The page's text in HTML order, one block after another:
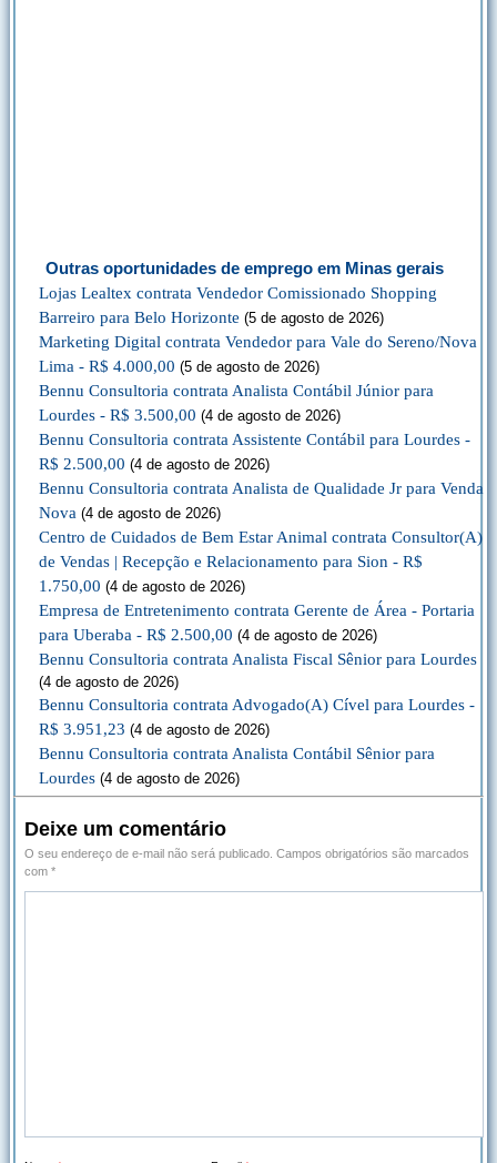
Outras oportunidades de emprego em Minas gerais
Lojas Lealtex contrata Vendedor Comissionado Shopping
Barreiro para Belo Horizonte (5 de agosto de 2026)
Marketing Digital contrata Vendedor para Vale do Sereno/Nova
Lima - R$ 4.000,00 (5 de agosto de 2026)
Bennu Consultoria contrata Analista Contábil Júnior para
Lourdes - R$ 3.500,00 (4 de agosto de 2026)
Bennu Consultoria contrata Assistente Contábil para Lourdes -
R$ 2.500,00 (4 de agosto de 2026)
Bennu Consultoria contrata Analista de Qualidade Jr para Venda
Nova (4 de agosto de 2026)
Centro de Cuidados de Bem Estar Animal contrata Consultor(A)
de Vendas | Recepção e Relacionamento para Sion - R$
1.750,00 (4 de agosto de 2026)
Empresa de Entretenimento contrata Gerente de Área - Portaria
para Uberaba - R$ 2.500,00 (4 de agosto de 2026)
Bennu Consultoria contrata Analista Fiscal Sênior para Lourdes
(4 de agosto de 2026)
Bennu Consultoria contrata Advogado(A) Cível para Lourdes -
R$ 3.951,23 (4 de agosto de 2026)
Bennu Consultoria contrata Analista Contábil Sênior para
Lourdes (4 de agosto de 2026)
Deixe um comentário
O seu endereço de e-mail não será publicado. Campos obrigatórios são marcados
com *